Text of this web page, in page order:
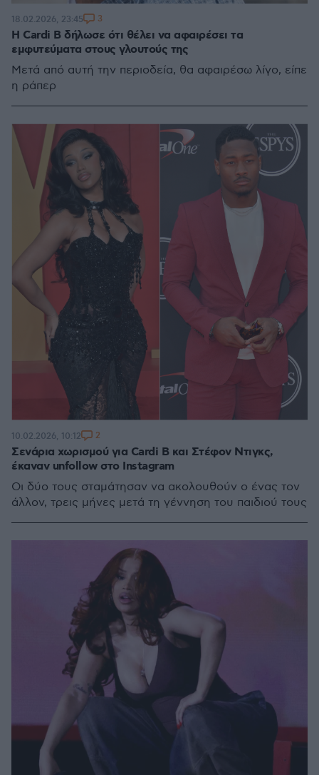
Η Cardi B δήλωσε ότι θέλει να αφαιρέσει τα
εμφυτεύματα στους γλουτούς της
Μετά από αυτή την περιοδεία, θα αφαιρέσω λίγο, είπε
η ράπερ
18.02.2026, 23:45 3
Σενάρια χωρισμού για Cardi B και Στέφον Ντιγκς,
έκαναν unfollow στο Instagram
Οι δύο τους σταμάτησαν να ακολουθούν ο ένας τον
άλλον, τρεις μήνες μετά τη γέννηση του παιδιού τους
10.02.2026, 10:12 2